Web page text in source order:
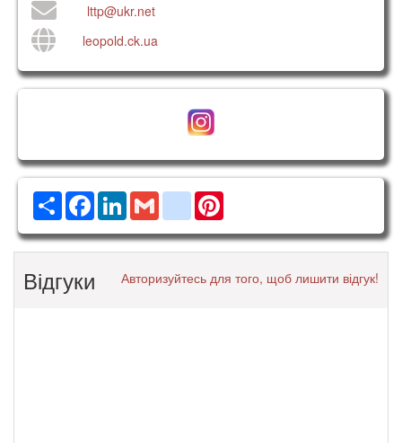
lttp@ukr.net
leopold.ck.ua
РесурсFacebook
LinkedInGmail google_bookmarks
Відгуки Авторизуйтесь для того, щоб лишити відгук!